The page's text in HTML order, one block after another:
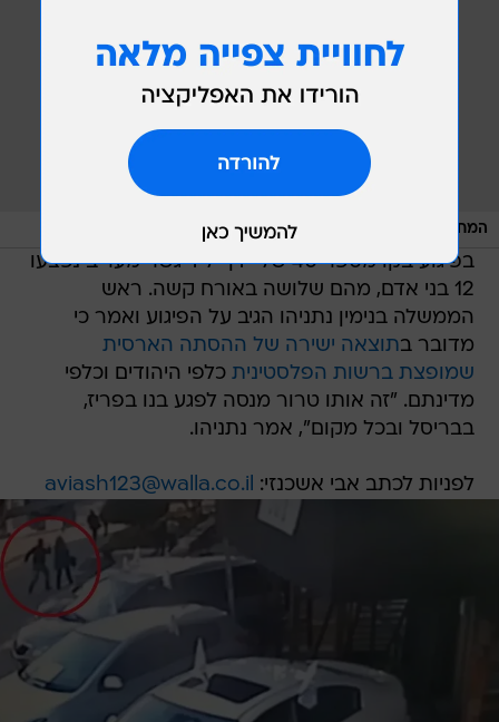
המחבל חמזה מתרוכ מערכת וואלה, צילום מסך
בפיגוע בקו מספר 40 של "דן" ליד גשר מעריב נפצעו
12 בני אדם, מהם שלושה באורח קשה. ראש
הממשלה בנימין נתניהו הגיב על הפיגוע ואמר כי
מדובר בתוצאה ישירה של ההסתה הארסית
שמופצת ברשות הפלסטינית כלפי היהודים וכלפי
מדינתם. "זה אותו טרור מנסה לפגע בנו בפריז,
בבריסל ובכל מקום", אמר נתניהו.
לפניות לכתב אבי אשכנזי: aviash123@walla.co.il